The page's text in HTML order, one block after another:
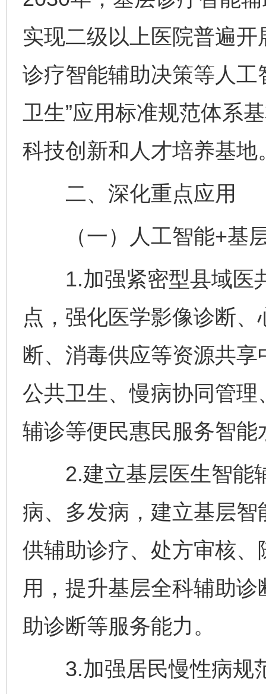
实现二级以上医院普遍
诊疗智能辅助决策等人工
卫生”应用标准规范体系
科技创新和人才培养基地
二、深化重点应用
（一）人工智能+基
1.加强紧密型县域医
点，强化医学影像诊断
断、消毒供应等资源共
公共卫生、慢病协同管
辅诊等便民惠民服务智能
2.建立基层医生智能
病、多发病，建立基层
供辅助诊疗、处方审核
用，提升基层全科辅助
助诊断等服务能力。
3.加强居民慢性病规